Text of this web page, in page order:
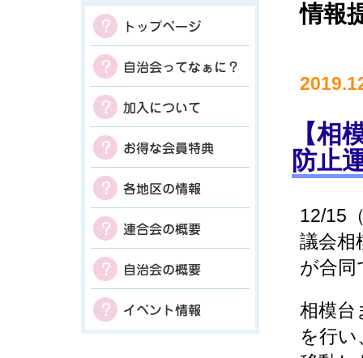
情報
【相
防止
12/15
議会相
が合同
相模台
を行い